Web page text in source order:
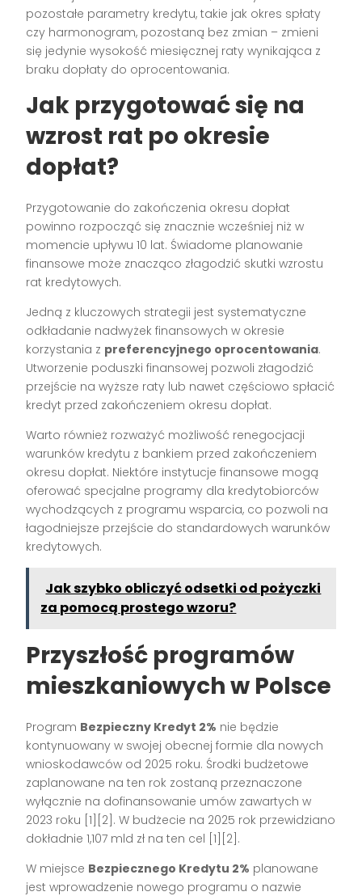
pozostałe parametry kredytu, takie jak okres spłaty
czy harmonogram, pozostaną bez zmian – zmieni
się jedynie wysokość miesięcznej raty wynikająca z
braku dopłaty do oprocentowania.
Jak przygotować się na
wzrost rat po okresie
dopłat?
Przygotowanie do zakończenia okresu dopłat
powinno rozpocząć się znacznie wcześniej niż w
momencie upływu 10 lat. Świadome planowanie
finansowe może znacząco złagodzić skutki wzrostu
rat kredytowych.
Jedną z kluczowych strategii jest systematyczne
odkładanie nadwyżek finansowych w okresie
korzystania z preferencyjnego oprocentowania.
Utworzenie poduszki finansowej pozwoli złagodzić
przejście na wyższe raty lub nawet częściowo spłacić
kredyt przed zakończeniem okresu dopłat.
Warto również rozważyć możliwość renegocjacji
warunków kredytu z bankiem przed zakończeniem
okresu dopłat. Niektóre instytucje finansowe mogą
oferować specjalne programy dla kredytobiorców
wychodzących z programu wsparcia, co pozwoli na
łagodniejsze przejście do standardowych warunków
kredytowych.
Jak szybko obliczyć odsetki od pożyczki
za pomocą prostego wzoru?
Przyszłość programów
mieszkaniowych w Polsce
Program Bezpieczny Kredyt 2% nie będzie
kontynuowany w swojej obecnej formie dla nowych
wnioskodawców od 2025 roku. Środki budżetowe
zaplanowane na ten rok zostaną przeznaczone
wyłącznie na dofinansowanie umów zawartych w
2023 roku [1][2]. W budżecie na 2025 rok przewidziano
dokładnie 1,107 mld zł na ten cel [1][2].
W miejsce Bezpiecznego Kredytu 2% planowane
jest wprowadzenie nowego programu o nazwie